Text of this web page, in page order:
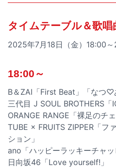
タイムテーブル＆歌唱
2025年7月18日（金）18:00～
18:00～
B＆ZAI「First Beat」「なつ♡
三代目 J SOUL BROTHERS「
ORANGE RANGE「裸足のチェ
TUBE × FRUITS ZIPPER「フ
ション」
ano「ハッピーラッキーチャッ
日向坂46「Love yourself!」